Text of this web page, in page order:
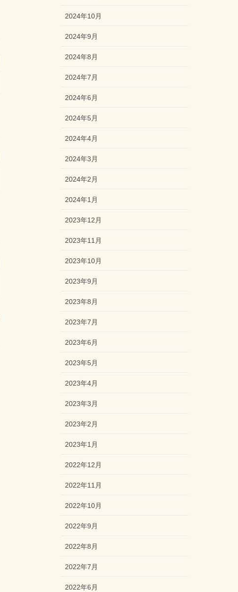
2024年10月
2024年9月
2024年8月
2024年7月
2024年6月
2024年5月
2024年4月
2024年3月
2024年2月
2024年1月
2023年12月
2023年11月
2023年10月
2023年9月
2023年8月
2023年7月
2023年6月
2023年5月
2023年4月
2023年3月
2023年2月
2023年1月
2022年12月
2022年11月
2022年10月
2022年9月
2022年8月
2022年7月
2022年6月